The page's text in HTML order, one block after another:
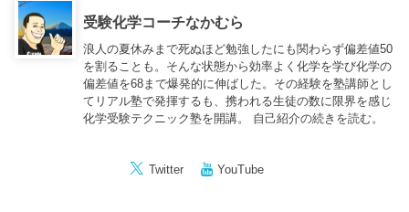
受験化学コーチなかむら
浪人の夏休みまで死ぬほど勉強したにも関わらず偏差値50
を割ることも。そんな状態から効率よく化学を学び化学の
偏差値を68まで爆発的に伸ばした。その経験を塾講師とし
てリアル塾で発揮するも、携われる生徒の数に限界を感じ
化学受験テクニック塾を開講。 自己紹介の続きを読む。
Twitter YouTube